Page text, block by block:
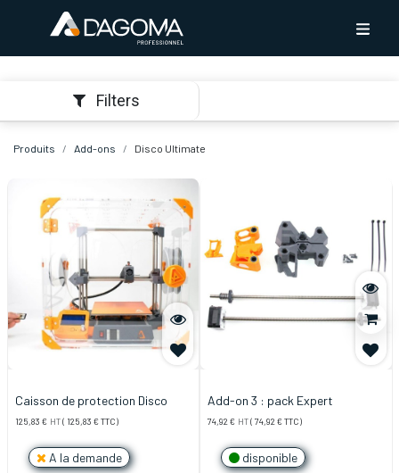
Filters
Produits Add-ons Disco Ultimate
Caisson de protection Disco
125,83 € HT( 125,83 €TTC)
A la demande
Add-on 3 : pack Expert
74,92 € HT( 74,92 €TTC)
disponible